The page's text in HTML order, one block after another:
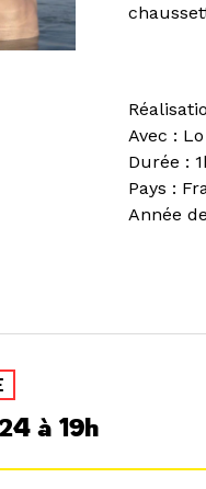
Avec :
Durée :
Pays :
Année
à 19h